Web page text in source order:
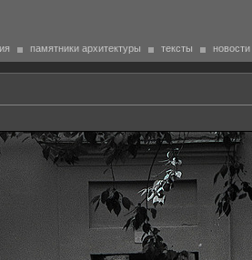
памятники архитектуры тексты новости